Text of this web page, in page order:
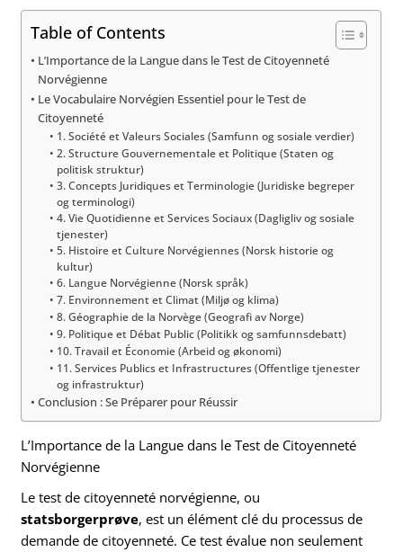
Table of Contents
L’Importance de la Langue dans le Test de Citoyenneté
Norvégienne
Le Vocabulaire Norvégien Essentiel pour le Test de
Citoyenneté
1. Société et Valeurs Sociales (Samfunn og sosiale verdier)
2. Structure Gouvernementale et Politique (Staten og
politisk struktur)
3. Concepts Juridiques et Terminologie (Juridiske begreper
og terminologi)
4. Vie Quotidienne et Services Sociaux (Dagligliv og sosiale
tjenester)
5. Histoire et Culture Norvégiennes (Norsk historie og
kultur)
6. Langue Norvégienne (Norsk språk)
7. Environnement et Climat (Miljø og klima)
8. Géographie de la Norvège (Geografi av Norge)
9. Politique et Débat Public (Politikk og samfunnsdebatt)
10. Travail et Économie (Arbeid og økonomi)
11. Services Publics et Infrastructures (Offentlige tjenester
og infrastruktur)
Conclusion : Se Préparer pour Réussir
L’Importance de la Langue dans le Test de Citoyenneté
Norvégienne
Le test de citoyenneté norvégienne, ou
statsborgerprøve, est un élément clé du processus de
demande de citoyenneté. Ce test évalue non seulement